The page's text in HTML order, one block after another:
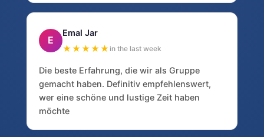
E
Emal Jar
★★★★★ in the last week
Die beste Erfahrung, die wir als Gruppe
gemacht haben. Definitiv empfehlenswert,
wer eine schöne und lustige Zeit haben
möchte